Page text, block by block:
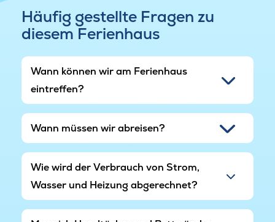
Erwachsenen plaudern und den Tag genießen
können, während die Kinder den großen
Am Haus befindet sich eine Ladebuchse für
Elektroautos.
Häufig gestellte Fragen zu
diesem Ferienhaus
Wann können wir am Ferienhaus
eintreffen?
Wann müssen wir abreisen?
Wie wird der Verbrauch von Strom,
Wasser und Heizung abgerechnet?